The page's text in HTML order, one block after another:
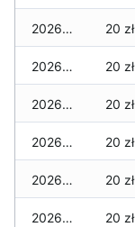
2026-07-20 20 zł
2026-07-18 20 zł
2026-07-17 20 zł
2026-07-16 20 zł
2026-07-15 20 zł
2026-07-14 20 zł